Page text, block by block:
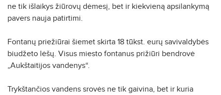
ne tik išlaikys žiūrovų dėmesį, bet ir kiekvieną apsilankymą
pavers nauja patirtimi.
Fontanų priežiūrai šiemet skirta 18 tūkst. eurų savivaldybės
biudžeto lėšų. Visus miesto fontanus prižiūri bendrovė
„Aukštaitijos vandenys“.
Trykštančios vandens srovės ne tik gaivina, bet ir kuria